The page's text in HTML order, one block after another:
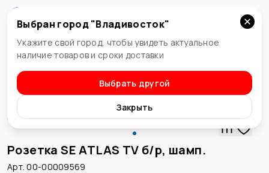
Владивосток
Выбран город "Владивосток"
Укажите свой город, чтобы увидеть актуальное
наличие товаров и сроки доставки
Выбрать другой
Закрыть
Встраиваемые
Розетка SE ATLAS TV б/р, шамп.
Арт. 00-00009569